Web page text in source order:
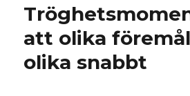
att olika
olika snabbt